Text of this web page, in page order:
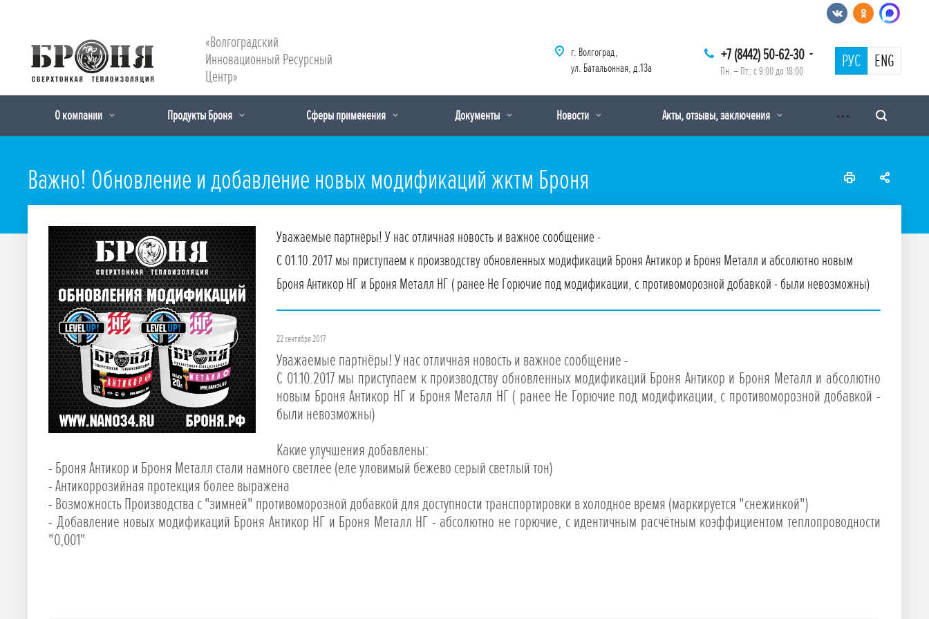
«Волгоградский
Инновационный Ресурсный
Центр»
+7 (8442) 50-62-30
Пн. – Пт.: с 9:00 до 18:00 РУС ENG
г. Волгоград,
ул. Батальонная, д.13а
О компании Продукты Броня Сферы применения Документы Новости Акты, отзывы, заключения
Важно! Обновление и добавление новых модификаций жктм Броня
Уважаемые партнёры! У нас отличная новость и важное сообщение -
С 01.10.2017 мы приступаем к производству обновленных модификаций Броня Антикор и Броня Металл и абсолютно новым
Броня Антикор НГ и Броня Металл НГ ( ранее Не Горючие под модификации, с противоморозной добавкой - были невозможны)
22 сентября 2017
Уважаемые партнёры! У нас отличная новость и важное сообщение -
С 01.10.2017 мы приступаем к производству обновленных модификаций Броня Антикор и Броня Металл и абсолютно
новым Броня Антикор НГ и Броня Металл НГ ( ранее Не Горючие под модификации, с противоморозной добавкой -
были невозможны)
Какие улучшения добавлены:
- Броня Антикор и Броня Металл стали намного светлее (еле уловимый бежево серый светлый тон)
- Антикоррозийная протекция более выражена
- Возможность Производства с "зимней" противоморозной добавкой для доступности транспортировки в холодное время (маркируется "снежинкой")
- Добавление новых модификаций Броня Антикор НГ и Броня Металл НГ - абсолютно не горючие, с идентичным расчётным коэффициентом теплопроводности
"0,001"